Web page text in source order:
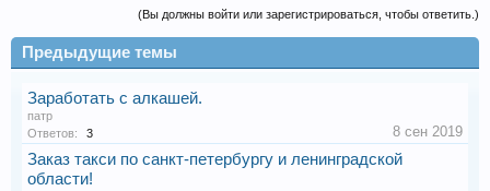
(Вы должны войти или зарегистрироваться, чтобы ответить.)
Предыдущие темы
Заработать с алкашей.
патр
Ответов:
3 8 сен 2019
Заказ такси по санкт-петербургу и ленинградской
области!